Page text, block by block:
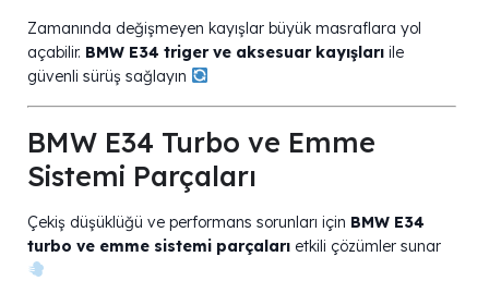
Zamanında değişmeyen kayışlar büyük masraflara yol
açabilir. BMW E34 triger ve aksesuar kayışları ile
güvenli sürüş sağlayın
BMW E34 Turbo ve Emme
Sistemi Parçaları
Çekiş düşüklüğü ve performans sorunları için BMW E34
turbo ve emme sistemi parçaları etkili çözümler sunar